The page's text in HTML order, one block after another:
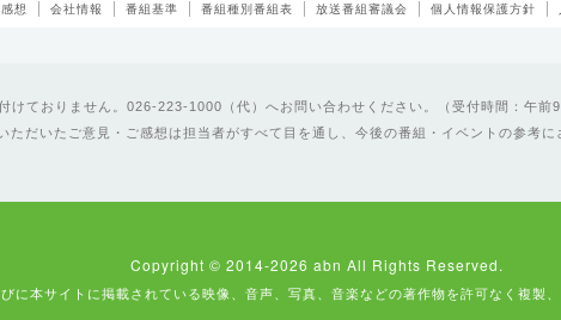
想 会社情報 番組基準 番組種別番組表 放送番組審議会 個人情報保護方針
けておりません。026-223-1000（代）へお問い合わせください。（受付時間：午前
ただいたご意見・ご感想は担当者がすべて目を通し、今後の番組・イベントの参考
Copyright © 2014-2026 abn All Rights Reserved.
に本サイトに掲載されている映像、音声、写真、音楽などの著作物を許可なく複製